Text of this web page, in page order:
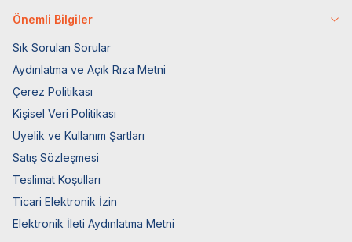
Önemli Bilgiler
Sık Sorulan Sorular
Aydınlatma ve Açık Rıza Metni
Çerez Politikası
Kişisel Veri Politikası
Üyelik ve Kullanım Şartları
Satış Sözleşmesi
Teslimat Koşulları
Ticari Elektronik İzin
Elektronik İleti Aydınlatma Metni